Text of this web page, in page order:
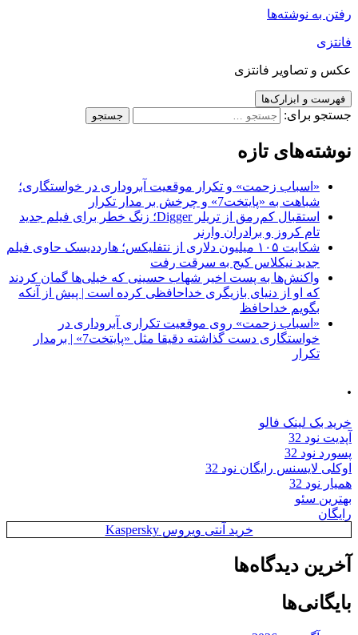
رفتن به نوشته‌ها
فانتزی
عکس و تصاویر فانتزی
فهرست و ابزارک‌ها
جستجو برای:
نوشته‌های تازه
«اسباب زحمت» و تکرار موقعیت آبروداری در خواستگاری؛
شباهت به «پایتخت7» و چرخش بر مدار تکرار
استقبال کم‌رمق از تریلر Digger؛ زنگ خطر برای فیلم جدید
تام کروز و برادران وارنر
شکایت ۱۰۵ میلیون دلاری از نتفلیکس؛ هارددیسک حاوی فیلم
جدید نیکلاس کیج به سرقت رفت
واکنش‌ها به پست اخیر شهاب حسینی که خیلی‌ها گمان کردند
که او از دنیای بازیگری خداحافظی کرده است | پیش از آنکه
بگویم خداحافظ
«اسباب زحمت» روی موقعیت تکراری آبروداری در
خواستگاری دست گذاشته دقیقا مثل «پایتخت7» | برمدار
تکرار
.
خرید بک لینک فالو
آپدیت نود 32
پسورد نود 32
اوکلی لایسنس رایگان نود 32
همیار نود 32
بهترین سئو
رایگان
خرید آنتی ویروس Kaspersky
آخرین دیدگاه‌ها
بایگانی‌ها